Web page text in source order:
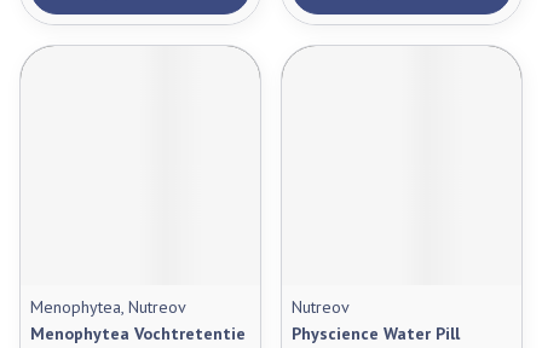
Menophytea, Nutreov
Menophytea Vochtretentie
Nutreov
Physcience Water Pill